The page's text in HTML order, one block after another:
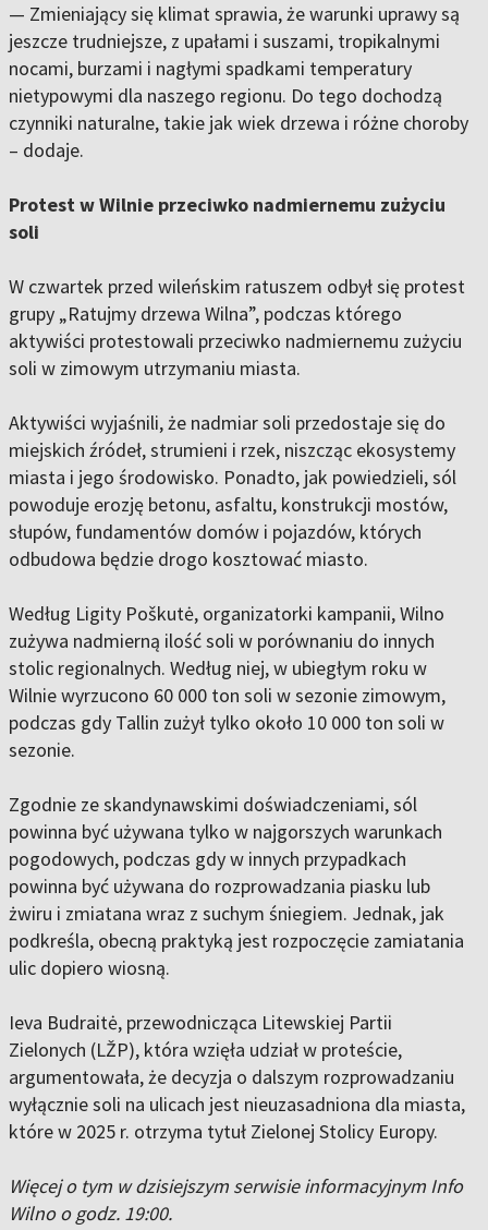
— Zmieniający się klimat sprawia, że warunki uprawy są
jeszcze trudniejsze, z upałami i suszami, tropikalnymi
nocami, burzami i nagłymi spadkami temperatury
nietypowymi dla naszego regionu. Do tego dochodzą
czynniki naturalne, takie jak wiek drzewa i różne choroby
– dodaje.
Protest w Wilnie przeciwko nadmiernemu zużyciu
soli
W czwartek przed wileńskim ratuszem odbył się protest
grupy „Ratujmy drzewa Wilna”, podczas którego
aktywiści protestowali przeciwko nadmiernemu zużyciu
soli w zimowym utrzymaniu miasta.
Aktywiści wyjaśnili, że nadmiar soli przedostaje się do
miejskich źródeł, strumieni i rzek, niszcząc ekosystemy
miasta i jego środowisko. Ponadto, jak powiedzieli, sól
powoduje erozję betonu, asfaltu, konstrukcji mostów,
słupów, fundamentów domów i pojazdów, których
odbudowa będzie drogo kosztować miasto.
Według Ligity Poškutė, organizatorki kampanii, Wilno
zużywa nadmierną ilość soli w porównaniu do innych
stolic regionalnych. Według niej, w ubiegłym roku w
Wilnie wyrzucono 60 000 ton soli w sezonie zimowym,
podczas gdy Tallin zużył tylko około 10 000 ton soli w
sezonie.
Zgodnie ze skandynawskimi doświadczeniami, sól
powinna być używana tylko w najgorszych warunkach
pogodowych, podczas gdy w innych przypadkach
powinna być używana do rozprowadzania piasku lub
żwiru i zmiatana wraz z suchym śniegiem. Jednak, jak
podkreśla, obecną praktyką jest rozpoczęcie zamiatania
ulic dopiero wiosną.
Ieva Budraitė, przewodnicząca Litewskiej Partii
Zielonych (LŽP), która wzięła udział w proteście,
argumentowała, że decyzja o dalszym rozprowadzaniu
wyłącznie soli na ulicach jest nieuzasadniona dla miasta,
które w 2025 r. otrzyma tytuł Zielonej Stolicy Europy.
Więcej o tym w dzisiejszym serwisie informacyjnym Info
Wilno o godz. 19:00.